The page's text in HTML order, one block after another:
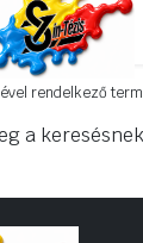
rendelkező
a